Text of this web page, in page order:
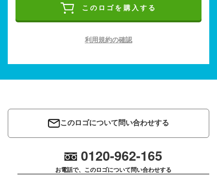
このロゴを購入する
利用規約の確認
このロゴについて問い合わせする
0120-962-165
お電話で、このロゴについて問い合わせする